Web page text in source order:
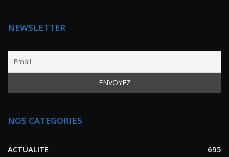
NEWSLETTER
NOS CATEGORIES
ACTUALITE
695